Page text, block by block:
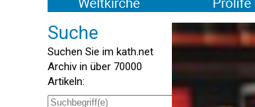
Suche
Suchen Sie im kath.net
Archiv in über 70000
Artikeln: